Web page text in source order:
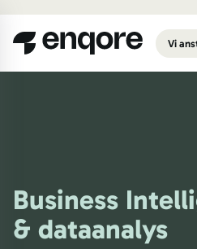
Vi
Business
& dataanalys